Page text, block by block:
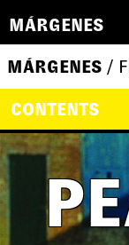
MÁRGENES
MÁRGENES /
CONTENTS